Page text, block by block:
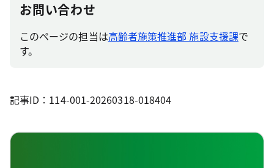
お問い合わせ
このページの担当は高齢者施策推進部 施設支援課で
す。
記事ID：114-001-20260318-018404